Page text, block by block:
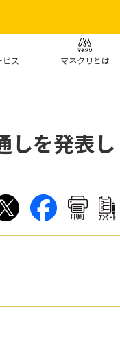
ビス マネクリとは
しを発表し
印刷 ｱﾝｹｰﾄ